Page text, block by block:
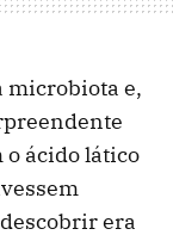
microbiota e,
o ácido lático
era